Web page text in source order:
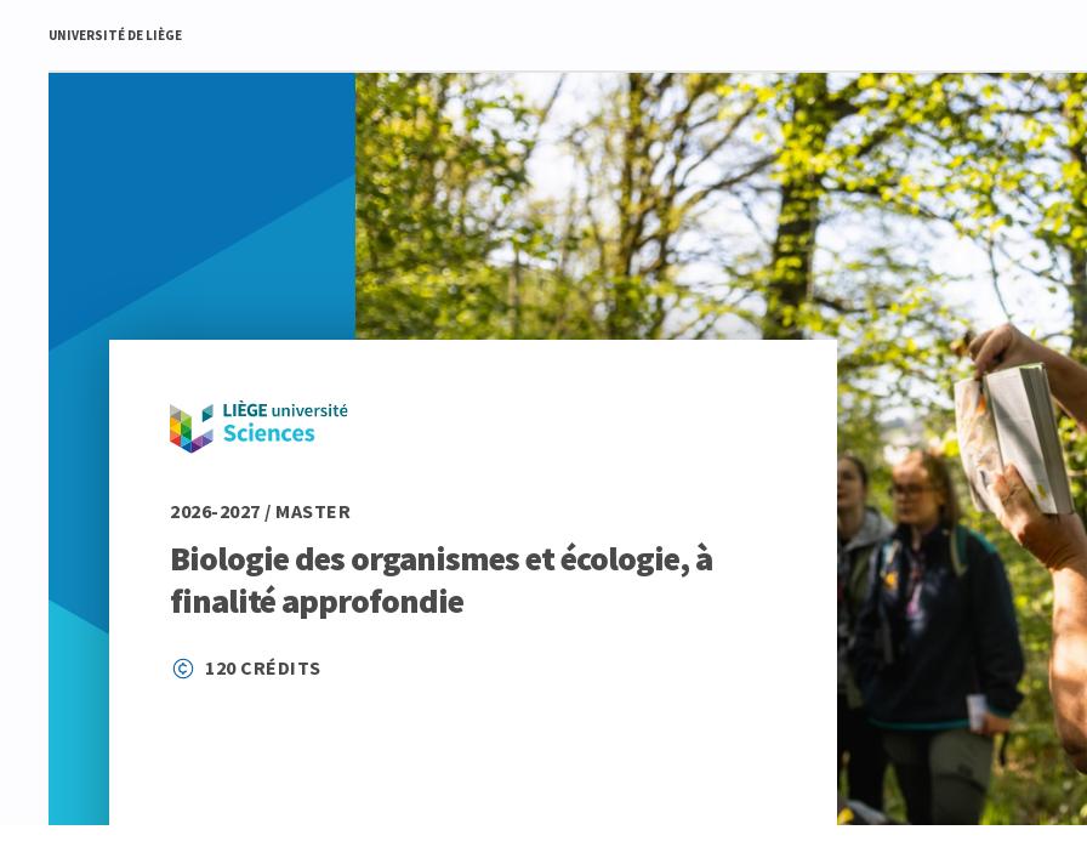
UNIVERSITÉ DE LIÈGE
2026-2027 / MASTER
Biologie des organismes et écologie, à
finalité approfondie
120 CRÉDITS